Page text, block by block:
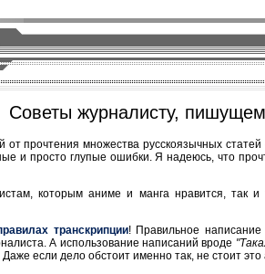
Cоветы журналисту,
от прочтения множества русскоязычных
и просто глупые ошибки. Я надеюсь, что
которым аниме и манга нравится, так
транскрипции! Правильное
А использование написаний вроде
если дело обстоит именно так, не стоит